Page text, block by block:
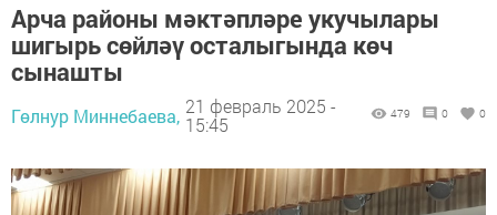
Арча районы мәктәпләре укучылары
шигырь сөйләү осталыгында көч
сынашты
Гөлнур Миннебаева, 21 февраль 2025 -
15:45
479 0 0